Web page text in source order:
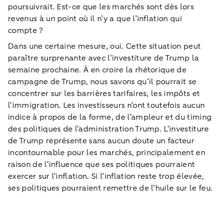
poursuivrait. Est-ce que les marchés sont dès lors
revenus à un point où il n’y a que l’inflation qui
compte ?
Dans une certaine mesure, oui. Cette situation peut
paraître surprenante avec l’investiture de Trump la
semaine prochaine. À en croire la rhétorique de
campagne de Trump, nous savons qu’il pourrait se
concentrer sur les barrières tarifaires, les impôts et
l’immigration. Les investisseurs n’ont toutefois aucun
indice à propos de la forme, de l’ampleur et du timing
des politiques de l’administration Trump. L’investiture
de Trump représente sans aucun doute un facteur
incontournable pour les marchés, principalement en
raison de l’influence que ses politiques pourraient
exercer sur l’inflation. Si l’inflation reste trop élevée,
ses politiques pourraient remettre de l’huile sur le feu.